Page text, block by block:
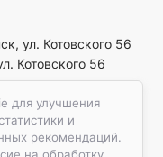
для улучшения
и
рекомендаций.
ул. Котовского 56
Котовского 56
0933 в ЗАО "Банк